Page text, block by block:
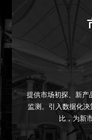
提供市场初探、新产
监测。引入数据化
比，为新